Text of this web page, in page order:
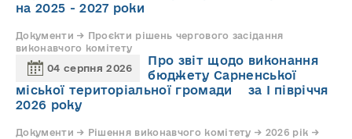
на 2025 - 2027 роки
Документи → Проєкти рішень чергового засідання
виконавчого комітету
04 серпня 2026
Про звіт щодо виконання
бюджету Сарненської
міської територіальної громади за І півріччя
2026 року
Документи → Рішення виконавчого комітету → 2026 рік →